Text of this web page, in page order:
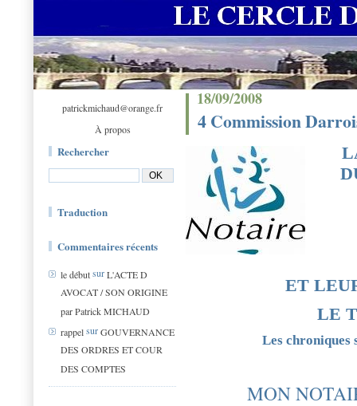
patrickmichaud@orange.fr
À propos
Rechercher
Traduction
Commentaires récents
le débutsurL'ACTE D
AVOCAT / SON ORIGINE
par Patrick MICHAUD
rappelsurGOUVERNANCE
DES ORDRES ET COUR
DES COMPTES
18/09/2008
4 Commission
ET
LE
Les chroniques
MON